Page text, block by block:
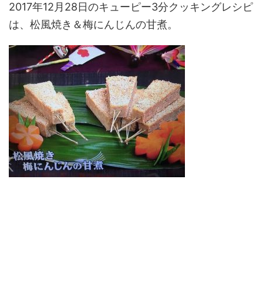
2017年12月28日のキューピー3分クッキングレシピ
は、松風焼き＆梅にんじんの甘煮。